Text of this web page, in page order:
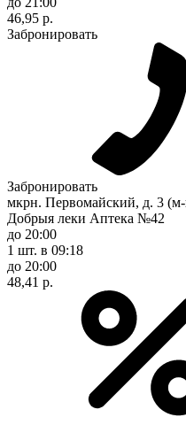
46,95 р.
Забронировать
Забронировать
мкрн. Первомайский, д. 3
Добрыя леки Аптека №42
до 20:00
1 шт. в 09:18
до 20:00
48,41 р.